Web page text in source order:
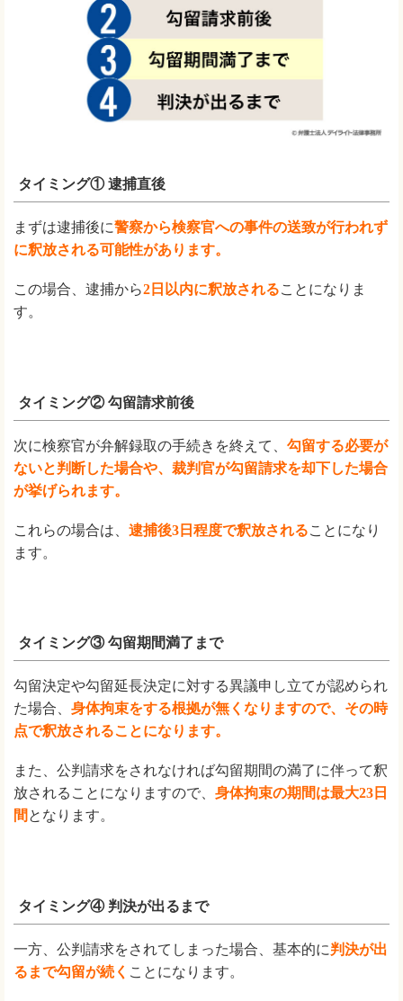
タイミング① 逮捕直後
まずは逮捕後に警察から検察官への事件の送致が行われず
に釈放される可能性があります。
この場合、逮捕から2日以内に釈放されることになりま
す。
タイミング② 勾留請求前後
次に検察官が弁解録取の手続きを終えて、 勾留する必要が
ないと判断した場合や、裁判官が勾留請求を却下した場合
が挙げられます。
これらの場合は、 逮捕後3日程度で釈放されることになり
ます。
タイミング③ 勾留期間満了まで
勾留決定や勾留延長決定に対する異議申し立てが認められ
た場合、 身体拘束をする根拠が無くなりますので、その時
点で釈放されることになります。
また、公判請求をされなければ勾留期間の満了に伴って釈
放されることになりますので、 身体拘束の期間は最大23日
間 となります。
タイミング④ 判決が出るまで
一方、公判請求をされてしまった場合、基本的に判決が出
るまで勾留が続く ことになります。